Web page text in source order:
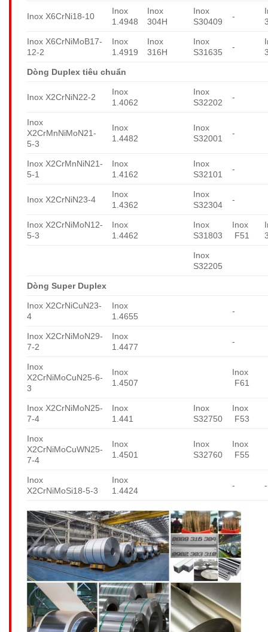
Inox X6CrNi18-10
Inox
1.4948
Inox
304H
Inox
S30409
-
Inox X6CrNiMoB17-
12-2
Inox
1.4919
Inox
316H
Inox
S31635
-
Dòng Duplex tiêu chuẩn
Inox X2CrNiN22-2
Inox
1.4062
Inox
S32202
-
Inox
X2CrMnNiMoN21-
5-3
Inox
1.4482
Inox
S32001
-
Inox X2CrMnNiN21-
5-1
Inox
1.4162
Inox
S32101
-
Inox X2CrNiN23-4
Inox
1.4362
Inox
S32304
-
Inox X2CrNiMoN12-
5-3
Inox
1.4462
Inox
S31803
Inox
F51
Inox
S32205
Dòng Super Duplex
Inox X2CrNiCuN23-
4
Inox
1.4655
-
Inox X2CrNiMoN29-
7-2
Inox
1.4477
-
Inox
X2CrNiMoCuN25-6-
3
Inox
1.4507
Inox
F61
Inox X2CrNiMoN25-
7-4
Inox
1.441
Inox
S32750
Inox
F53
Inox
X2CrNiMoCuWN25-
7-4
Inox
1.4501
Inox
S32760
Inox
F55
Inox
X2CrNiMoSi18-5-3
Inox
1.4424
- -